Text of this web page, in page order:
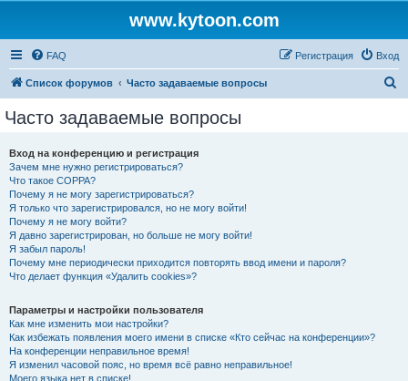
www.kytoon.com
FAQ Вход
Регистрация
Список форумов Часто задаваемые вопросы
Часто задаваемые вопросы
Вход на конференцию и регистрация
Зачем мне нужно регистрироваться?
Что такое COPPA?
Почему я не могу зарегистрироваться?
Я только что зарегистрировался, но не могу войти!
Почему я не могу войти?
Я давно зарегистрирован, но больше не могу войти!
Я забыл пароль!
Почему мне периодически приходится повторять ввод имени и пароля?
Что делает функция «Удалить cookies»?
Параметры и настройки пользователя
Как мне изменить мои настройки?
Как избежать появления моего имени в списке «Кто сейчас на конференции»?
На конференции неправильное время!
Я изменил часовой пояс, но время всё равно неправильное!
Моего языка нет в списке!